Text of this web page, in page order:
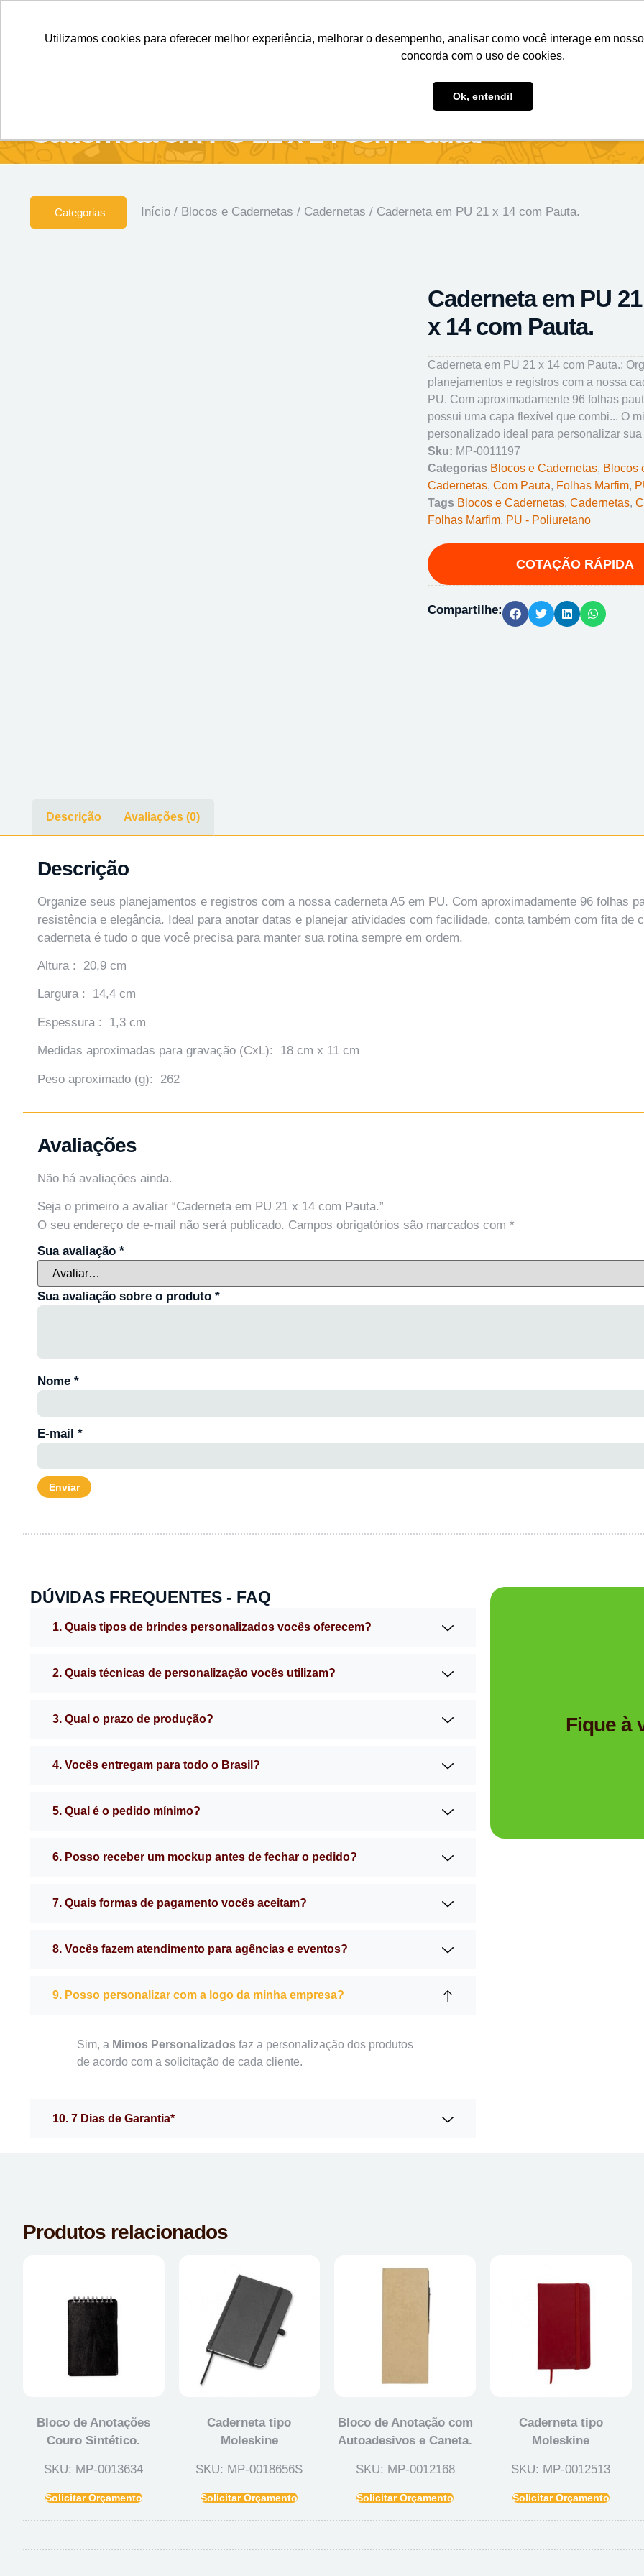
Utilizamos cookies para oferecer melhor experiência, melhorar o desempenho, analisar como você interage em
concorda com o uso de cookies.
Ok, entendi!
Brindes Personalizados Brindes Ecológicos
Caderneta em PU 21 x 14 com Pauta.
Categorias Início/ Blocos e Cadernetas / Cadernetas / Caderneta em PU 21 x 14 com Pauta.
Caderneta em PU 21
x 14 com Pauta.
Caderneta em PU 21 x 14 com Pauta.:
planejamentos e registros com a nossa
PU. Com aproximadamente 96 folhas
possui uma capa flexível que combi... O
personalizado ideal para personalizar sua
Sku: MP-0011197
Categorias Blocos e Cadernetas, Blocos
Cadernetas, Com Pauta, Folhas Marfim,
Tags Blocos e Cadernetas, Cadernetas,
Folhas Marfim, PU - Poliuretano
Compartilhe:
Descrição Avaliações (0)
Descrição
Organize seus planejamentos e registros com a nossa caderneta A5 em PU. Com aproximadamente 96 folhas
resistência e elegância. Ideal para anotar datas e planejar atividades com facilidade, conta também com fita
caderneta é tudo o que você precisa para manter sua rotina sempre em ordem.
Altura : 20,9 cm
Largura : 14,4 cm
Espessura : 1,3 cm
Medidas aproximadas para gravação (CxL): 18 cm x 11 cm
Peso aproximado (g): 262
Avaliações
Não há avaliações ainda.
Seja o primeiro a avaliar “Caderneta em PU 21 x 14 com Pauta.”
O seu endereço de e-mail não será publicado. Campos obrigatórios são marcados com *
Sua avaliação *
Sua avaliação sobre o produto *
Nome *
E-mail *
DÚVIDAS FREQUENTES - FAQ
1. Quais tipos de brindes personalizados vocês oferecem?
2. Quais técnicas de personalização vocês utilizam?
3. Qual o prazo de produção?
4. Vocês entregam para todo o Brasil?
5. Qual é o pedido mínimo?
6. Posso receber um mockup antes de fechar o pedido?
7. Quais formas de pagamento vocês aceitam?
8. Vocês fazem atendimento para agências e eventos?
9. Posso personalizar com a logo da minha empresa?
Sim, a Mimos Personalizados faz a personalização dos produtos
de acordo com a solicitação de cada cliente.
10. 7 Dias de Garantia*
Fique à
Tem dúvidas se a
Produtos relacionados
Bloco de Anotações
Couro Sintético.
SKU: MP-0013634
Solicitar Orçamento
Caderneta tipo
Moleskine
SKU: MP-0018656S
Solicitar Orçamento
Bloco de Anotação com
Autoadesivos e Caneta.
SKU: MP-0012168
Solicitar Orçamento
Caderneta tipo
Moleskine
SKU: MP-0012513
Solicitar Orçamento